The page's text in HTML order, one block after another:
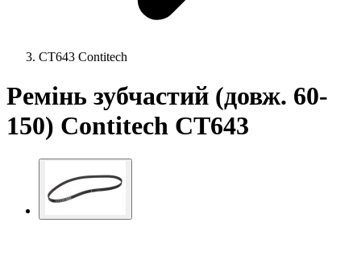
CT643 Contitech
Ремінь зубчастий (довж. 60-
150) Contitech CT643